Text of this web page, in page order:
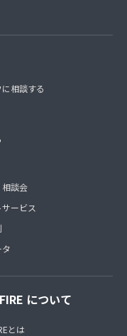
相談する
談会
ービス
について
とは